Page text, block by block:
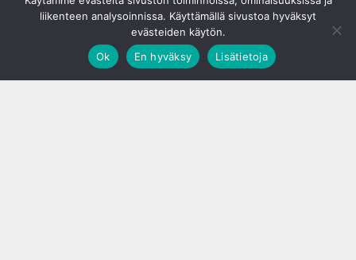
liikenteen analysoinnissa. Käyttämällä sivustoa hyväksyt
evästeiden käytön.
Ok
En hyväksy Lisätietoja